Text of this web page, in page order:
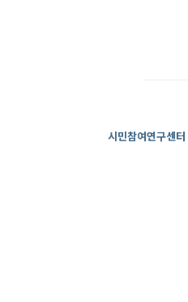
시민참여연구센터